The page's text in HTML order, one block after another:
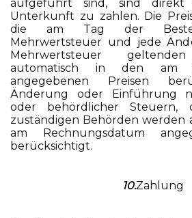
aufgeführt sind, sind
Unterkunft zu zahlen. Die
die am Tag der
Mehrwertsteuer und jede
Mehrwertsteuer
automatisch in den am
angegebenen Preisen
Änderung oder Einführung
oder behördlicher
zuständigen Behörden werden
am Rechnungsdatum
berücksichtigt.
10.Zahlung